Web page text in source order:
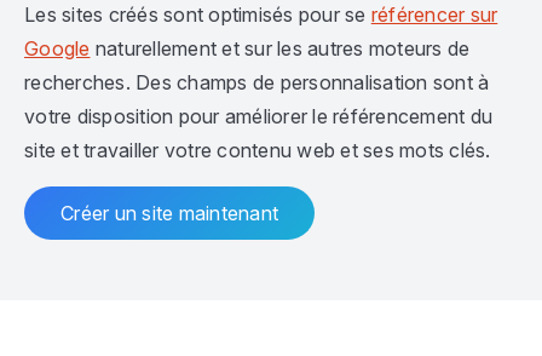
Les sites créés sont optimisés pour se référencer sur
Google naturellement et sur les autres moteurs de
recherches. Des champs de personnalisation sont à
votre disposition pour améliorer le référencement du
site et travailler votre contenu web et ses mots clés.
Créer un site maintenant